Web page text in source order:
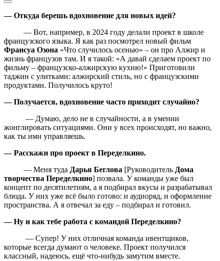
— Откуда берешь вдохновение для новых идей?
— Вот, например, в 2024 году делали проект в школе
французского языка. Я как раз посмотрел новый фильм
Франсуа Озона «Что случилось осенью» – он про Алжир и
жизнь французов там. И я такой: «А давай сделаем проект по
фильму – французско‑алжирскую кухню!» Приготовили
таджин с улитками: алжирский стиль, но с французскими
продуктами. Получилось круто!
— Получается, вдохновение часто приходит случайно?
— Думаю, дело не в случайности, а в умении
жонглировать ситуациями. Они у всех происходят, но важно,
как ты ими управляешь.
— Расскажи про проект в Переделкино.
— Меня туда Дарья Беглова [Руководитель Дома
творчества Переделкино] позвала. У команды уже был
концепт по десятилетиям, а я подбирал вкусы и разрабатывал
блюда. У них уже всё было готово: и аудиоряд, и оформление
пространства. А я отвечал за еду – подбирал и готовил.
— Ну и как тебе работа с командой Переделкино?
— Супер! У них отличная команда ивентщиков,
которые всегда думают о человеке. Проект получился
классный, надеюсь, ещё что‑нибудь замутим вместе.